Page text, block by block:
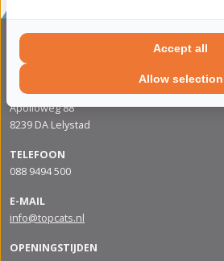
Sinds 2002 de specialist in
roetfilters
CONTACTGEGVENS
ADRES
Apolloweg 88
8239 DA Lelystad
TELEFOON
088 9494 500
E-MAIL
info@topcats.nl
OPENINGSTIJDEN
Allow selection
Accept all